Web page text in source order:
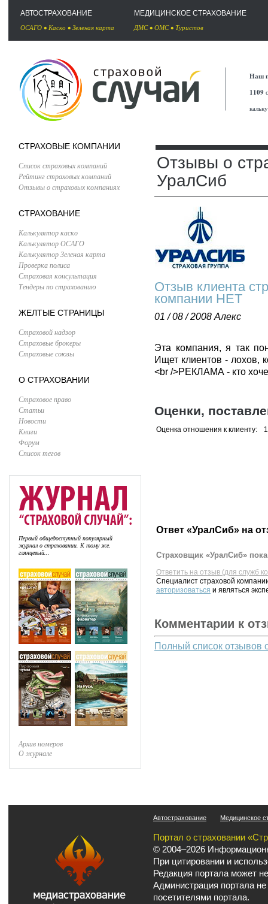
АВТОСТРАХОВАНИЕ
ОСАГО • Каско • Зеленая карта
МЕДИЦИНСКОЕ СТРАХОВАНИЕ
ДМС• ОМС• Туристов
Наш
1109
СТРАХОВЫЕ КОМПАНИИ
Список страховых компаний
Рейтинг страховых компаний
Отзывы о страховых компаниях
СТРАХОВАНИЕ
Калькулятор каско
Калькулятор ОСАГО
Калькулятор Зеленая карта
Проверка полиса
Страховая консультация
Тендеры по страхованию
ЖЕЛТЫЕ СТРАНИЦЫ
Страховой надзор
Страховые брокеры
Страховые союзы
О СТРАХОВАНИИ
Страховое право
Статьи
Новости
Книги
Форум
Список тегов
Первый общедоступный популярный
журнал о страховании. К тому же,
глянцевый...
Архив номеров
О журнале
Отзывы о
УралСиб
Отзыв клиента
компании НЕТ
01 / 08 / 2008 Алекс
Эта компания, я так
Ищет клиентов - лохов,
<br />РЕКЛАМА - кто
Оценки,
Оценка отношения к клиенту: 1
Ответ «УралСиб» на
Страховщик «УралСиб»
Ответить на отзыв (для служб
Специалист страховой
авторизоваться и являться
Комментарии к
Полный список отзывов
Автострахование Медицинское
Портал о страховании
© 2004–2026
При цитировании и
Редакция портала может
Администрация портала
посетителями портала.